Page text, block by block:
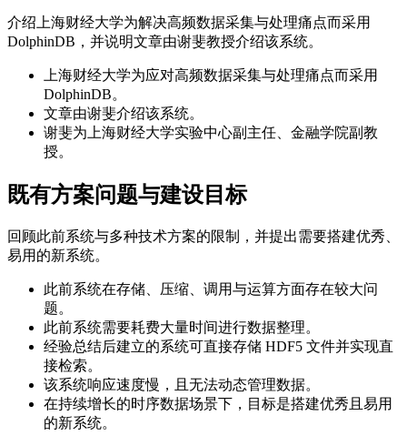
介绍上海财经大学为解决高频数据采集与处理痛点而采用
DolphinDB，并说明文章由谢斐教授介绍该系统。
上海财经大学为应对高频数据采集与处理痛点而采用
DolphinDB。
文章由谢斐介绍该系统。
谢斐为上海财经大学实验中心副主任、金融学院副教
授。
既有方案问题与建设目标
回顾此前系统与多种技术方案的限制，并提出需要搭建优秀、
易用的新系统。
此前系统在存储、压缩、调用与运算方面存在较大问
题。
此前系统需要耗费大量时间进行数据整理。
经验总结后建立的系统可直接存储 HDF5 文件并实现直
接检索。
该系统响应速度慢，且无法动态管理数据。
在持续增长的时序数据场景下，目标是搭建优秀且易用
的新系统。